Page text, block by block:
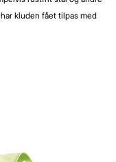
kluden fået tilpas med